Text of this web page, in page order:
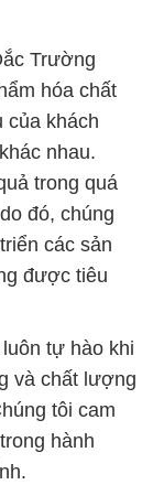
Trường
hóa chất
của khách
nhau.
trong quá
đó, chúng
các sản
được tiêu
tự hào khi
và chất lượng
tôi cam
hành